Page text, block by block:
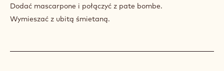
Dodać mascarpone i połączyć z pate bombe.
Wymieszać z ubitą śmietaną.